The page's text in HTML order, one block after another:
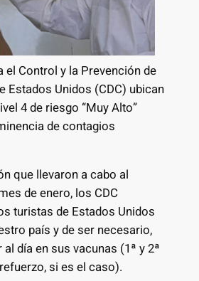
el Control y la Prevención de
Estados Unidos (CDC) ubican
4 de riesgo “Muy Alto”
de contagios
que llevaron a cabo al
de enero, los CDC
turistas de Estados Unidos
país y de ser necesario,
día en sus vacunas (1ª y 2ª
si es el caso).